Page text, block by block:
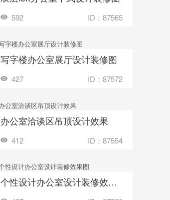
592 ID：87565
收藏 装修成这样要花多少钱？
写字楼办公室展厅设计装修图
427 ID：87572
收藏 装修成这样要花多少钱？
办公室洽谈区吊顶设计效果
412 ID：87554
收藏 装修成这样要花多少钱？
个性设计办公室设计装修效果图